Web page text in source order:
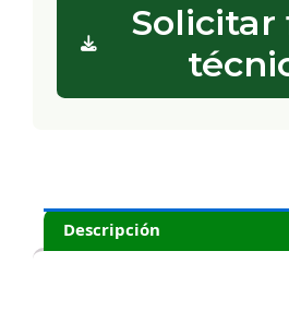
Solicitar
Descripción